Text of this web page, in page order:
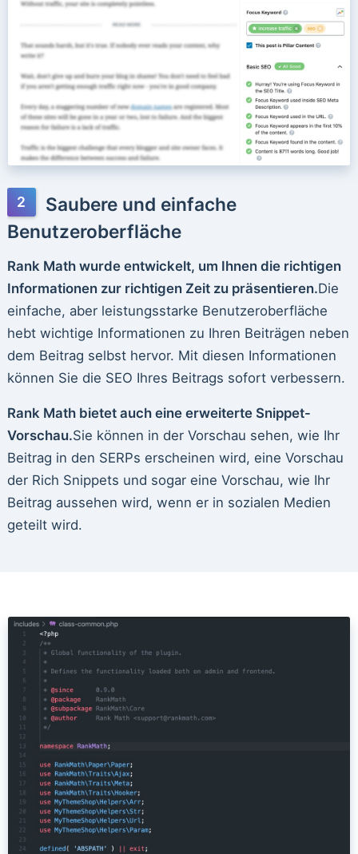
Saubere und einfache
Benutzeroberfläche
Rank Math wurde entwickelt, um Ihnen die richtigen
Informationen zur richtigen Zeit zu präsentieren.Die
einfache, aber leistungsstarke Benutzeroberfläche
hebt wichtige Informationen zu Ihren Beiträgen neben
dem Beitrag selbst hervor. Mit diesen Informationen
können Sie die SEO Ihres Beitrags sofort verbessern.
Rank Math bietet auch eine erweiterte Snippet-
Vorschau.Sie können in der Vorschau sehen, wie Ihr
Beitrag in den SERPs erscheinen wird, eine Vorschau
der Rich Snippets und sogar eine Vorschau, wie Ihr
Beitrag aussehen wird, wenn er in sozialen Medien
geteilt wird.